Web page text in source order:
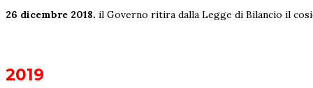
26 dicembre 2018. il Governo ritira dalla Legge di Bilancio il
2019